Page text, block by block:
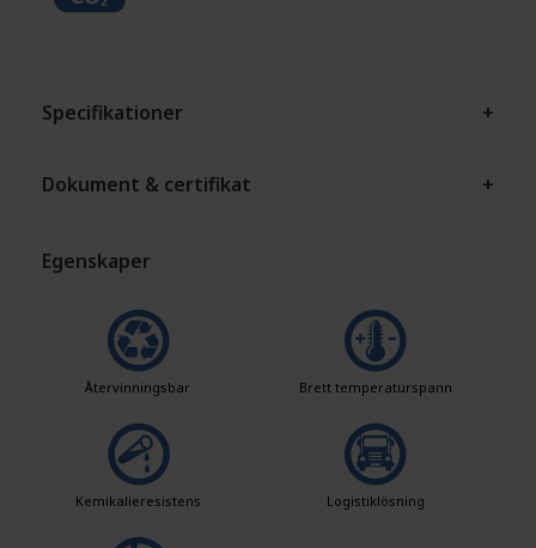
Specifikationer +
Dokument & certifikat +
Egenskaper
Återvinningsbar Brett temperaturspann
Kemikalieresistens Logistiklösning